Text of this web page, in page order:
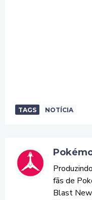
TAGS NOTÍCIA
fãs de
Blast